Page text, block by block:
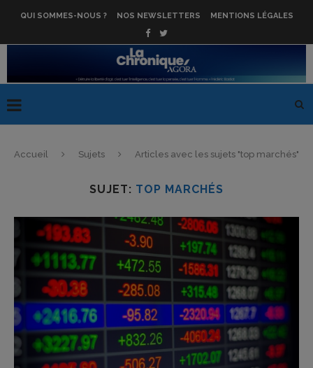
QUI SOMMES-NOUS ? NOS NEWSLETTERS MENTIONS LÉGALES
Accueil Sujets Articles avec les sujets "top marchés"
SUJET: TOP MARCHÉS